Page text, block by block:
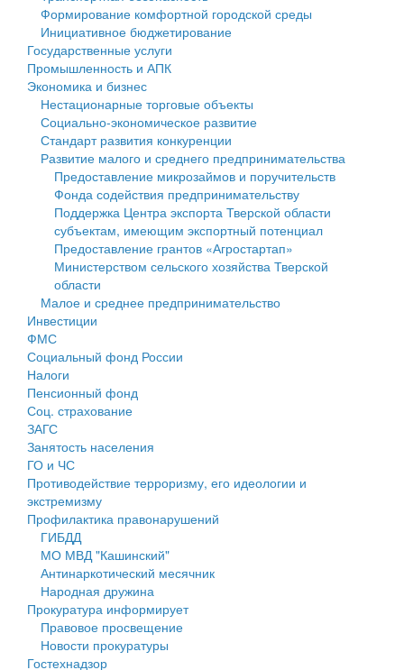
Государственные услуги
Промышленность и АПК
Экономика и бизнес
Символика
Устав
Гостям округа
Туризм
Культура
Образование
Здравоохранение
Социальная защита
Фотоальбом
муниципального округа Тверской области
Администрация Кашинского муниципального округа
Тверской области
Управление сельскими территориями
Открытые данные
Работа с обращениями граждан
Муниципальный контроль
Муниципальные услуги
Проекты административных регламентов
Антимонопольный комплаенс
Противодействие коррупции
Финансовое управление
Бюджет для граждан
Имущество
Выявление правообладателей ранее учтенных
объектов недвижимости
Имущественная поддержка субъектов малого и
среднего предпринимательства
Информационная поддержка субъектов малого и
среднего предпринимательства
Муниципальные программы
Контрольно-счетная палата
Персональные данные
Оценка регулирующего воздействия
Деятельность МУ
Нормативы градостроительного проектирования
Правила землепользования и застройки
Генеральные планы
Проекты планировки территории
Формирование комфортной городской среды
Инициативное бюджетирование
Государственные услуги
Промышленность и АПК
Экономика и бизнес
Нестационарные торговые объекты
Социально-экономическое развитие
Стандарт развития конкуренции
Развитие малого и среднего предпринимательства
Предоставление микрозаймов и поручительств
Фонда содействия предпринимательству
Поддержка Центра экспорта Тверской области
субъектам, имеющим экспортный потенциал
Предоставление грантов «Агростартап»
Министерством сельского хозяйства Тверской
области
Малое и среднее предпринимательство
Инвестиции
ФМС
Социальный фонд России
Налоги
Пенсионный фонд
Соц. страхование
ЗАГС
Занятость населения
ГО и ЧС
Противодействие терроризму, его идеологии и
экстремизму
Профилактика правонарушений
ГИБДД
МО МВД "Кашинский"
Антинаркотический месячник
Народная дружина
Прокуратура информирует
Правовое просвещение
Новости прокуратуры
Гостехнадзор